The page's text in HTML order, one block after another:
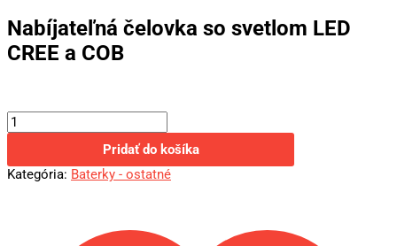
Nabíjateľná čelovka so svetlom LED
CREE a COB
Pridať do košíka
Kategória: Baterky - ostatné